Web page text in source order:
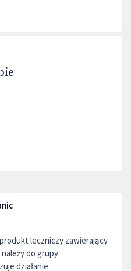
leczniczy zawierający
do grupy
działanie